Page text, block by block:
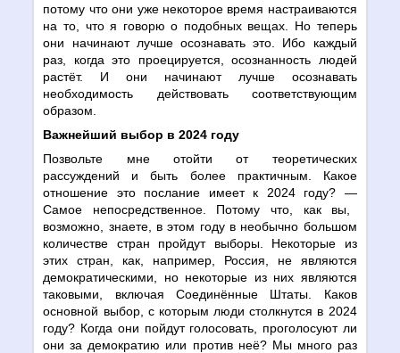
потому что они уже некоторое время настраиваются
на то, что я говорю о подобных вещах. Но теперь
они начинают лучше осознавать это. Ибо каждый
раз, когда это проецируется, осознанность людей
растёт. И они начинают лучше осознавать
необходимость действовать соответствующим
образом.
Важнейший выбор в 2024 году
Позвольте мне отойти от теоретических
рассуждений и быть более практичным. Какое
отношение это послание имеет к 2024 году? —
Самое непосредственное. Потому что, как вы,
возможно, знаете, в этом году в необычно большом
количестве стран пройдут выборы. Некоторые из
этих стран, как, например, Россия, не являются
демократическими, но некоторые из них являются
таковыми, включая Соединённые Штаты. Каков
основной выбор, с которым люди столкнутся в 2024
году? Когда они пойдут голосовать, проголосуют ли
они за демократию или против неё? Мы много раз